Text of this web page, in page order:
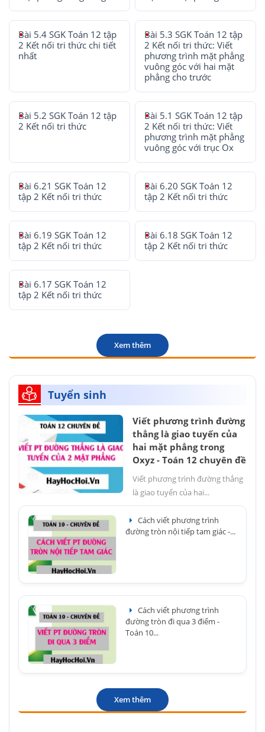
Bài 5.4 SGK Toán 12 tập
2 Kết nối tri thức chi tiết
nhất
Bài 5.3 SGK Toán 12 tập
2 Kết nối tri thức: Viết
phương trình mặt phẳng
vuông góc với hai mặt
phẳng cho trước
Bài 5.2 SGK Toán 12 tập
2 Kết nối tri thức
Bài 5.1 SGK Toán 12 tập
2 Kết nối tri thức: Viết
phương trình mặt phẳng
vuông góc với trục Ox
Bài 6.21 SGK Toán 12
tập 2 Kết nối tri thức
Bài 6.20 SGK Toán 12
tập 2 Kết nối tri thức
Bài 6.19 SGK Toán 12
tập 2 Kết nối tri thức
Bài 6.18 SGK Toán 12
tập 2 Kết nối tri thức
Bài 6.17 SGK Toán 12
tập 2 Kết nối tri thức
Xem thêm
Tuyển sinh
Viết phương trình đường
thẳng là giao tuyến của
hai mặt phẳng trong
Oxyz - Toán 12 chuyên đề
Viết phương trình đường thẳng
là giao tuyến của hai...
Cách viết phương trình
đường tròn nội tiếp tam giác -...
Cách viết phương trình
đường tròn đi qua 3 điểm -
Toán 10...
Xem thêm